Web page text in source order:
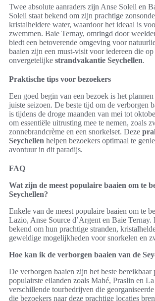
Twee absolute aanraders zijn Anse Soleil en
Soleil staat bekend om zijn prachtige
kristalheldere water, waardoor het ideaal is
zwemmen. Baie Ternay, omringd door
biedt een betoverende omgeving voor
baaien zijn een must-visit voor iedereen die op
onvergetelijke strandvakantie Seychellen.
Praktische tips voor bezoekers
Een goed begin van een bezoek is het
juiste seizoen. De beste tijd om de verborgen
is tijdens de droge maanden van mei tot
om essentiële uitrusting mee te nemen, zoals
zonnebrandcrème en een snorkelset. Deze
Seychellen helpen bezoekers optimaal te
avontuur in dit paradijs.
FAQ
Wat zijn de meest populaire baaien om te
Seychellen?
Enkele van de meest populaire baaien om te
Lazio, Anse Source d’Argent en Baie Ternay.
bekend om hun prachtige stranden,
geweldige mogelijkheden voor snorkelen en
Hoe kan ik de verborgen baaien van de
De verborgen baaien zijn het beste bereikbaar
populairste eilanden zoals Mahé, Praslin en
verschillende tourbedrijven die
die bezoekers naar deze prachtige locaties